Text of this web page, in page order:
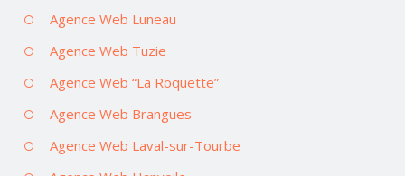
Agence Web Luneau
Agence Web Tuzie
Agence Web “La Roquette”
Agence Web Brangues
Agence Web Laval-sur-Tourbe